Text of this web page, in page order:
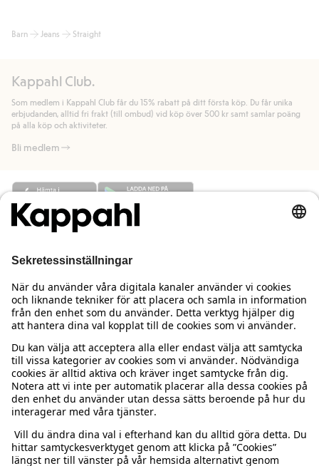
automatik efter du loggat in och identifierats som medlem.
handlar för.
Läs mer
bland annat faktura och swish men även andra betalningssätt.
allmänna villkor.
Läs mer
Barn Jeans Straight
Kappahl Club.
Som medlem i Kappahl Club får du 15% rabatt på ditt första köp. Du får unika
erbjudanden, alltid fri frakt (till ombud) vid köp över 500 kr samt samlar poäng
på alla köp och aktiviteter.
Bli medlem
Behöver du hjälp?
Kundservice
Vanliga frågor
Beställning & retur
Kontakta oss
Hitta butik
Kappahl Club
Logga in
Kappahl Club
Medlemsvillkor
Om oss
Om Kappahl Group
Jobba hos oss
Villkor & policy
Köpvillkor Sverige
Köpvillkor Danmark
Mer från oss